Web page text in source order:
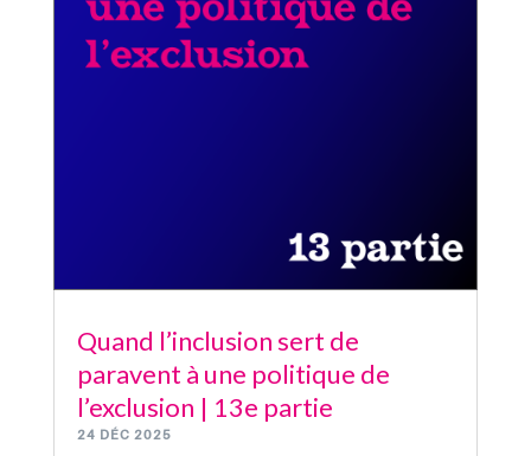
Quand l’inclusion sert de
paravent à une politique de
l’exclusion | 13e partie
24 DÉC 2025